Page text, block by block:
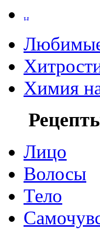
Химия
Лицо
Волосы
Тело